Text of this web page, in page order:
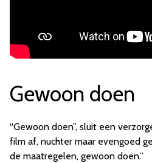
Gewoon doen
“Gewoon doen”, sluit een
film af, nuchter maar evengoed
de maatregelen, gewoon doen.”